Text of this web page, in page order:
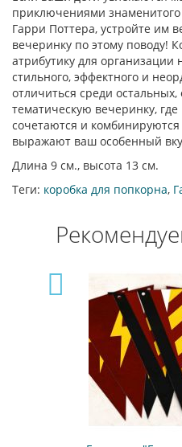
приключениями
Гарри Поттера, устройте им
вечеринку по этому поводу!
атрибутику для организации
стильного, эффектного и
отличиться среди
тематическую вечеринку,
сочетаются и
выражают ваш особенный
Длина 9 см., высота 13 см.
Теги: коробка для попкорна,